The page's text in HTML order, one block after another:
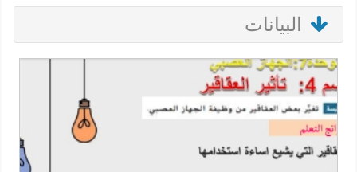
البيانات